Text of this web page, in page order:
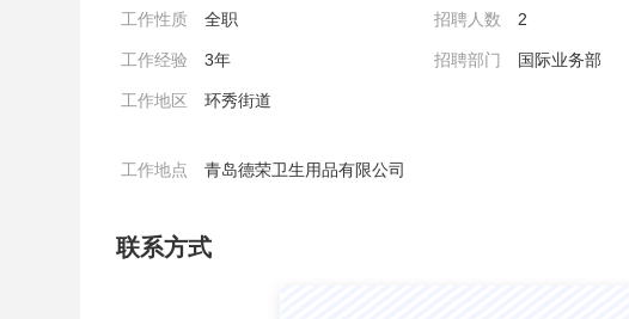
工作性质 全职 招聘人数 2
工作经验 3年 招聘部门 国际业务部
工作地区 环秀街道
工作地点 青岛德荣卫生用品有限公司
联系方式